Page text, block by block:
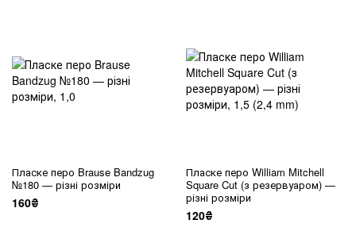
Пласке перо Brause Bandzug
№180 — різні розміри
160₴
Пласке перо William Mitchell
Square Cut (з резервуаром) —
різні розміри
120₴